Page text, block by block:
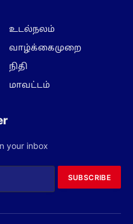
உடல்நலம்
வாழ்க்கைமுறை
நிதி
மாவட்டம்
your inbox
SUBSCRIBE